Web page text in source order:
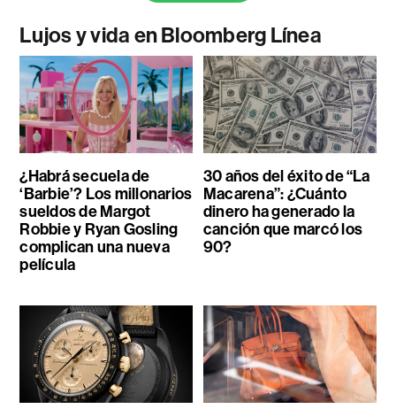
Lujos y vida en Bloomberg Línea
¿Habrá secuela de
‘Barbie’? Los millonarios
sueldos de Margot
Robbie y Ryan Gosling
complican una nueva
película
30 años del éxito de “La
Macarena”: ¿Cuánto
dinero ha generado la
canción que marcó los
90?